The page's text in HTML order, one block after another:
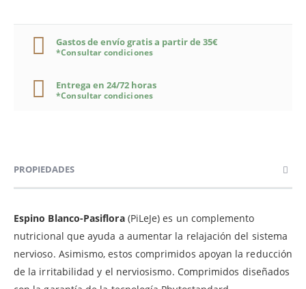
Gastos de envío gratis a partir de 35€
*Consultar condiciones
Entrega en 24/72 horas
*Consultar condiciones
PROPIEDADES
Espino Blanco-Pasiflora (PiLeJe) es un complemento
nutricional que ayuda a aumentar la relajación del sistema
nervioso. Asimismo, estos comprimidos apoyan la reducción
de la irritabilidad y el nerviosismo. Comprimidos diseñados